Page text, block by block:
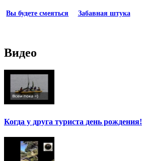
Вы будете смеяться Забавная штука
Видео
Когда у друга туриста день рождения!